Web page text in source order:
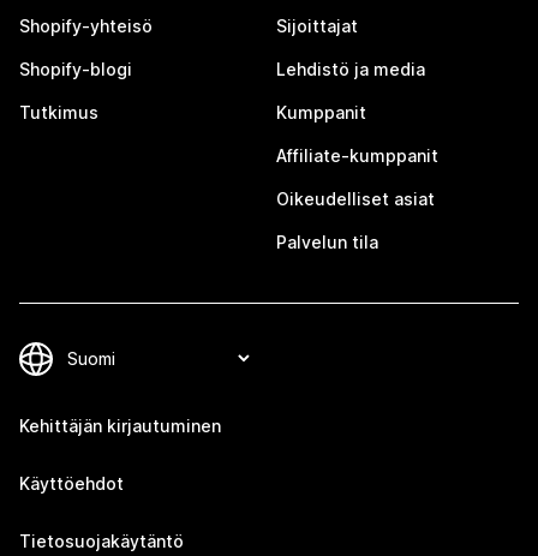
Shopify-yhteisö
Shopify-blogi
Tutkimus
Sijoittajat
Lehdistö ja media
Kumppanit
Affiliate-kumppanit
Oikeudelliset asiat
Palvelun tila
Kehittäjän kirjautuminen
Käyttöehdot
Tietosuojakäytäntö